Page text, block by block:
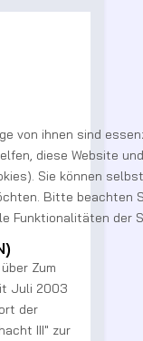
Zum
Juli 2003
der
III" zur
von ihnen sind
diese Website
Sie können selbst
Bitte beachten
Funktionalitäten der